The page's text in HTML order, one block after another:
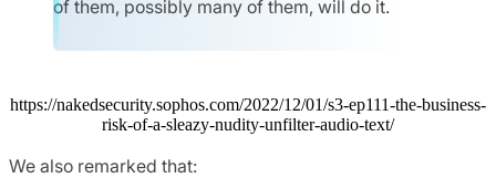
of them, possibly many of them, will do it.
https://nakedsecurity.sophos.com/2022/12/01/s3-ep111-the-business-
risk-of-a-sleazy-nudity-unfilter-audio-text/
We also remarked that: